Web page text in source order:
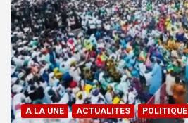
A LA UNE ACTUALITES POLITIQUE